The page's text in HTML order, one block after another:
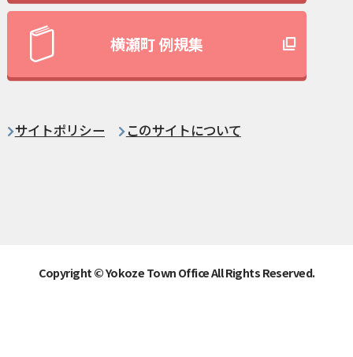
横瀬町 例規集
サイトポリシー このサイトについて
Copyright © Yokoze Town Office All Rights Reserved.